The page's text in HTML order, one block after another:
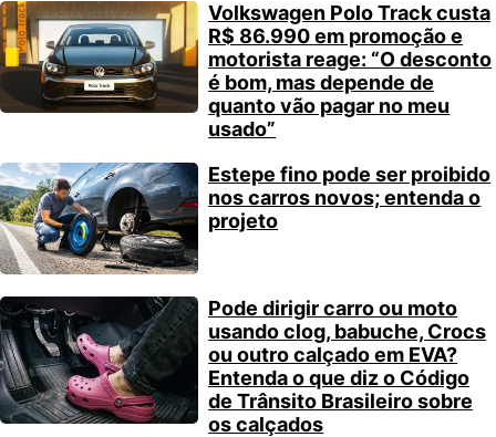
Volkswagen Polo Track custa
R$ 86.990 em promoção e
motorista reage: “O desconto
é bom, mas depende de
quanto vão pagar no meu
usado”
Estepe fino pode ser proibido
nos carros novos; entenda o
projeto
Pode dirigir carro ou moto
usando clog, babuche, Crocs
ou outro calçado em EVA?
Entenda o que diz o Código
de Trânsito Brasileiro sobre
os calçados